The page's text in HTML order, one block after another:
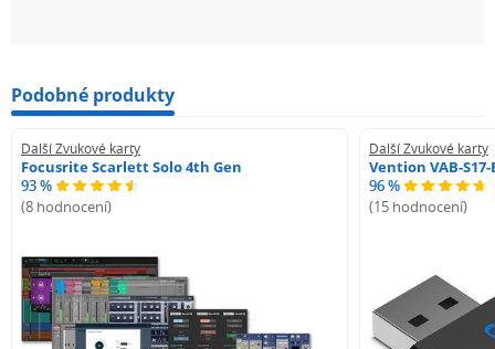
Podobné produkty
Další Zvukové karty
Focusrite Scarlett Solo 4th Gen
93 %
(8 hodnocení)
Další Zvukové karty
Vention VAB-S17-
96 %
(15 hodnocení)